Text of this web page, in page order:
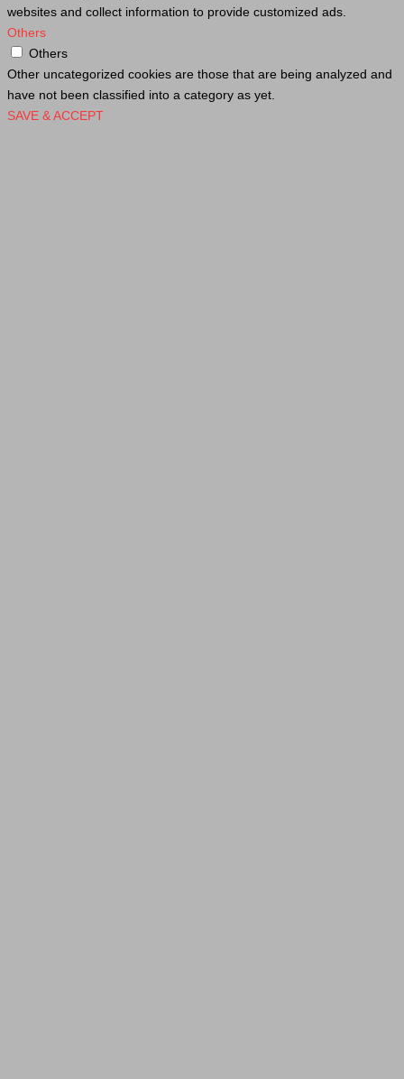
websites and collect information to provide customized ads.
Others
Others
Other uncategorized cookies are those that are being analyzed and
have not been classified into a category as yet.
SAVE & ACCEPT